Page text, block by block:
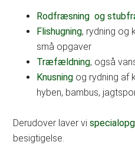
Rodfræsning og
Flishugning, rydning og
små opgaver
Træfældning, også
Knusning og rydning af
hyben, bambus,
Derudover laver vi
besigtigelse.